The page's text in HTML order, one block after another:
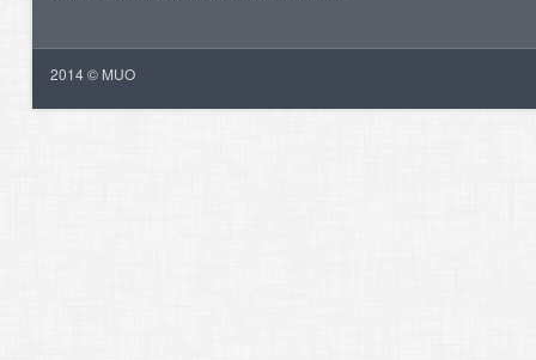
2014 © MUO